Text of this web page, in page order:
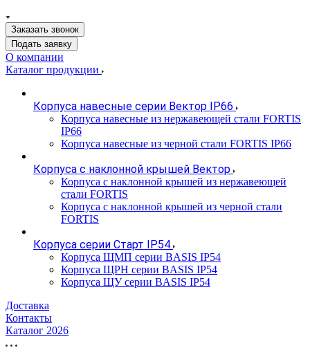
Заказать звонок
Подать заявку
О компании
Каталог продукции
Корпуса навесные серии Вектор IP66
Корпуса навесные из нержавеющей стали FORTIS
IP66
Корпуса навесные из черной стали FORTIS IP66
Корпуса с наклонной крышей Вектор
Корпуса с наклонной крышей из нержавеющей
стали FORTIS
Корпуса с наклонной крышей из черной стали
FORTIS
Корпуса серии Старт IP54
Корпуса ЩМП серии BASIS IP54
Корпуса ЩРН серии BASIS IP54
Корпуса ЩУ серии BASIS IP54
Доставка
Контакты
Каталог 2026